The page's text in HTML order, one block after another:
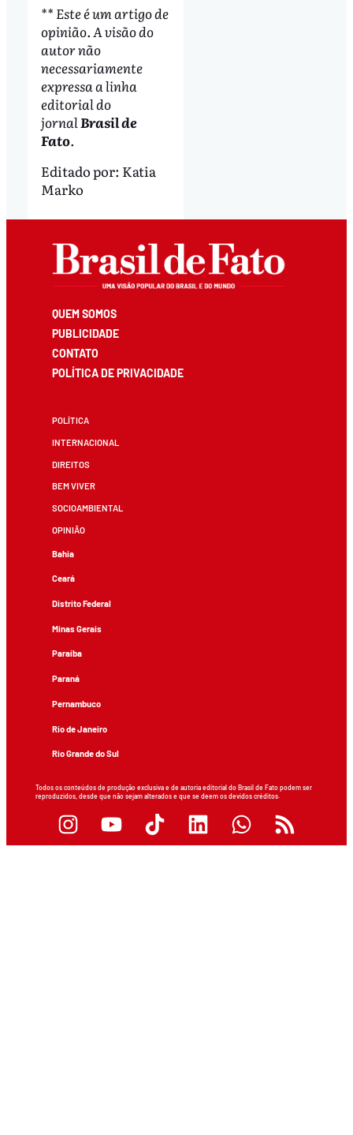
** Este é um artigo de
opinião. A visão do
autor não
necessariamente
expressa a linha
editorial do
jornalBrasil de
Fato.
Editado por: Katia
Marko
QUEM SOMOS
PUBLICIDADE
CONTATO
POLÍTICA DE PRIVACIDADE
POLÍTICA
INTERNACIONAL
DIREITOS
BEM VIVER
SOCIOAMBIENTAL
OPINIÃO
Bahia
Ceará
Distrito Federal
Minas Gerais
Paraíba
Paraná
Pernambuco
Rio de Janeiro
Rio Grande do Sul
Todos os conteúdos de produção exclusiva e de autoria editorial do Brasil de Fato podem ser
reproduzidos, desde que não sejam alterados e que se deem os devidos créditos.